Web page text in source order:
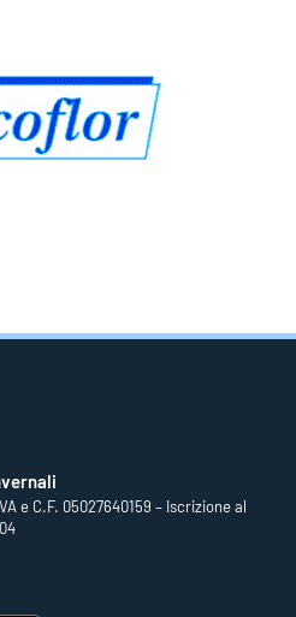
e C.F. 05027640159 – Iscrizione al